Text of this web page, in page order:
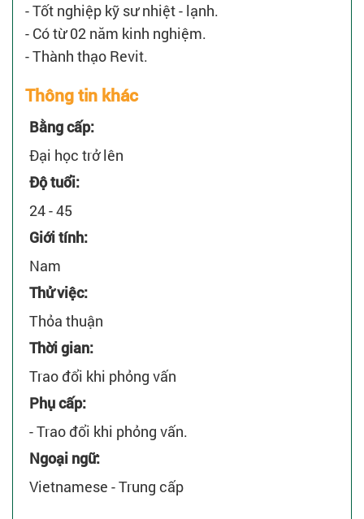
- Tốt nghiệp kỹ sư nhiệt - lạnh.
- Có từ 02 năm kinh nghiệm.
- Thành thạo Revit.
Thông tin khác
Bằng cấp:
Đại học trở lên
Độ tuổi:
24 - 45
Giới tính:
Nam
Thử việc:
Thỏa thuận
Thời gian:
Trao đổi khi phỏng vấn
Phụ cấp:
- Trao đổi khi phỏng vấn.
Ngoại ngữ:
Vietnamese - Trung cấp